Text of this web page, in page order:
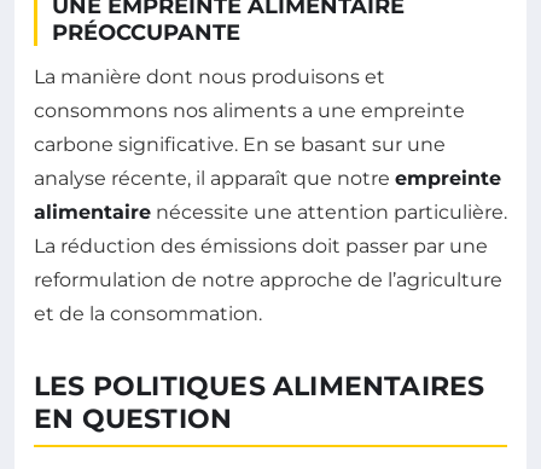
UNE EMPREINTE ALIMENTAIRE
PRÉOCCUPANTE
La manière dont nous produisons et
consommons nos aliments a une empreinte
carbone significative. En se basant sur une
analyse récente, il apparaît que notre empreinte
alimentaire nécessite une attention particulière.
La réduction des émissions doit passer par une
reformulation de notre approche de l’agriculture
et de la consommation.
LES POLITIQUES ALIMENTAIRES
EN QUESTION